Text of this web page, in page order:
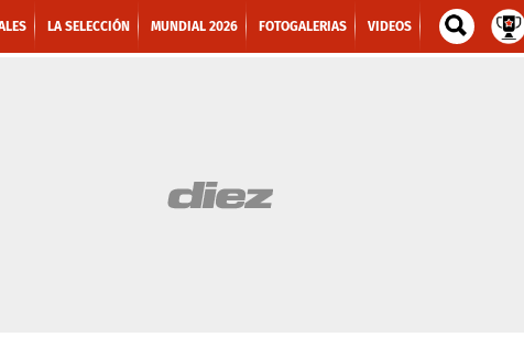
LA SELECCIÓN MUNDIAL 2026 FOTOGALERIAS VIDEOS